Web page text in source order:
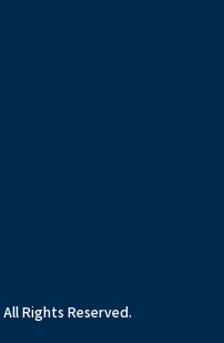
Rights Reserved.